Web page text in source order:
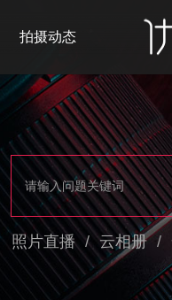
拍摄动态
照片直播 / 云相册 /